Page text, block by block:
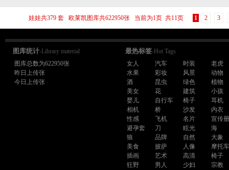
娃娃共379 套 欧莱凯图库共622950张 当前为1页 共11页 1 2 3
图库统计-Library material
图库总数为622950张
昨日上传张
今日上传张
最热标签-Hot Tags
女人
汽车 时装
老虎
水果
彩妆 风景
动物
酒
昆虫 绿色
植物
美女
花 建筑
小孩
婴儿
自行车 椅子
耳机
相机
桥 沙发
内衣
性感
飞机 名片
宣传册
避孕套
刀 眩光
海
狼
品牌 自然
大象
美食
披萨 人像
摩托车
插画
艺术 高清
椅子
狂野
男人 少妇
宗教